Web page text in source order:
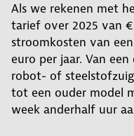
Als we rekenen met
tarief over 2025 van
stroomkosten van
euro per jaar. Van
robot- of
tot een ouder model
week anderhalf uur